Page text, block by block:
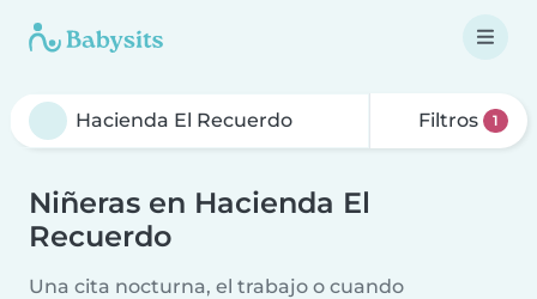
Filtros 1
Niñeras en Hacienda El
Recuerdo
Una cita nocturna, el trabajo o cuando